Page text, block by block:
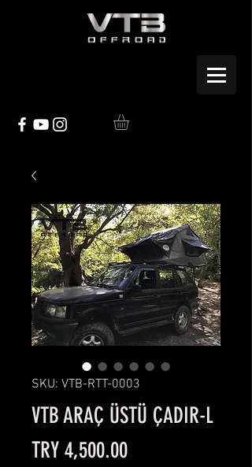
SKU: VTB-RTT-0003
VTB ARAÇ ÜSTÜ ÇADIR-L
TRY 4,500.00Price